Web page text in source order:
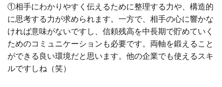
①相手にわかりやすく伝えるために整理する力や、構造的
に思考する力が求められます。一方で、相手の心に響かな
ければ意味がないですし、信頼残高を中長期で貯めていく
ためのコミュニケーションも必要です。両軸を鍛えること
ができる良い環境だと思います。他の企業でも使えるスキ
ルですしね（笑）